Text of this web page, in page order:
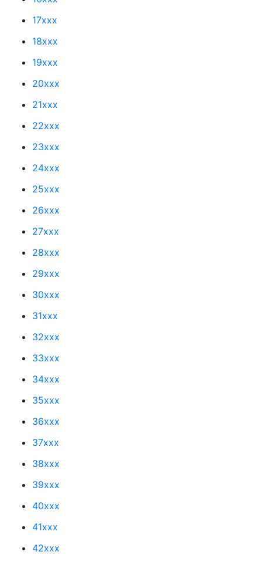
17xxx
18xxx
19xxx
20xxx
21xxx
22xxx
23xxx
24xxx
25xxx
26xxx
27xxx
28xxx
29xxx
30xxx
31xxx
32xxx
33xxx
34xxx
35xxx
36xxx
37xxx
38xxx
39xxx
40xxx
41xxx
42xxx